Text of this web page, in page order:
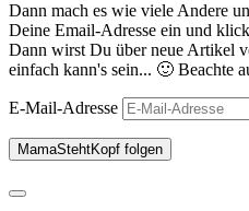
Dann mach es wie viele Andere
Deine Email-Adresse ein und
Dann wirst Du über neue Artikel
einfach kann's sein... 🙂 Beachte
E-Mail-Adresse
MamaStehtKopf folgen